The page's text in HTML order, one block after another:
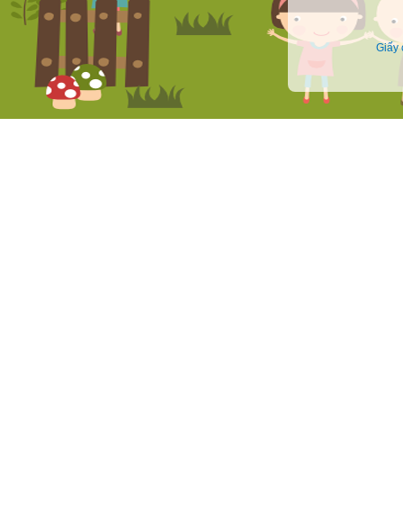
Giấy